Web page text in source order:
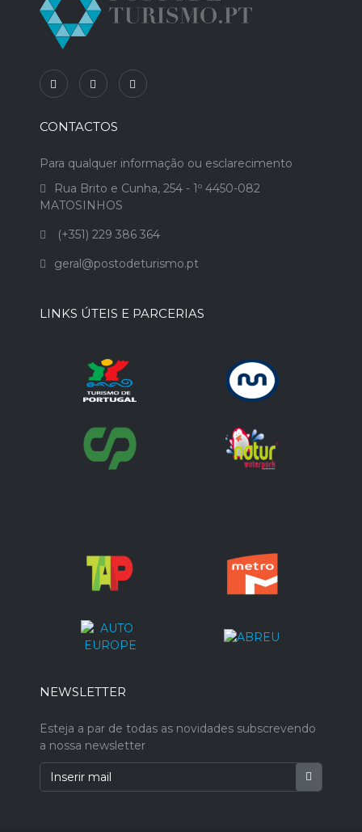
CONTACTOS
Para qualquer informação ou esclarecimento
Rua Brito e Cunha, 254 - 1º 4450-082
MATOSINHOS
(+351) 229 386 364
geral@postodeturismo.pt
LINKS ÚTEIS E PARCERIAS
NEWSLETTER
Esteja a par de todas as novidades subscrevendo
a nossa newsletter